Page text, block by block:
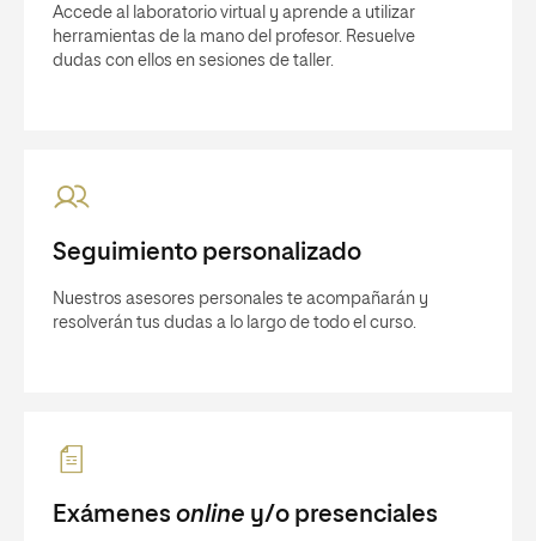
Accede al laboratorio virtual y aprende a utilizar
herramientas de la mano del profesor. Resuelve
dudas con ellos en sesiones de taller.
Seguimiento personalizado
Nuestros asesores personales te acompañarán y
resolverán tus dudas a lo largo de todo el curso.
Exámenes online y/o presenciales